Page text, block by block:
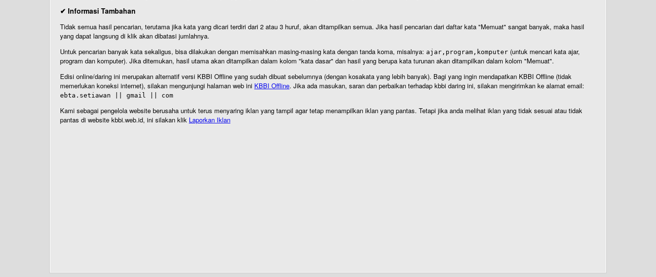
✔ Informasi Tambahan
Tidak semua hasil pencarian, terutama jika kata yang dicari terdiri dari 2 atau 3 huruf, akan ditampilkan semua. Jika hasil pencarian dari daftar kata "Memuat" sangat banyak, maka hasil
yang dapat langsung di klik akan dibatasi jumlahnya.
Untuk pencarian banyak kata sekaligus, bisa dilakukan dengan memisahkan masing-masing kata dengan tanda koma, misalnya: ajar,program,komputer (untuk mencari kata ajar,
program dan komputer). Jika ditemukan, hasil utama akan ditampilkan dalam kolom "kata dasar" dan hasil yang berupa kata turunan akan ditampilkan dalam kolom "Memuat".
Edisi online/daring ini merupakan alternatif versi KBBI Offline yang sudah dibuat sebelumnya (dengan kosakata yang lebih banyak). Bagi yang ingin mendapatkan KBBI Offline (tidak
memerlukan koneksi internet), silakan mengunjungi halaman web ini KBBI Offline. Jika ada masukan, saran dan perbaikan terhadap kbbi daring ini, silakan mengirimkan ke alamat email:
ebta.setiawan || gmail || com
Kami sebagai pengelola website berusaha untuk terus menyaring iklan yang tampil agar tetap menampilkan iklan yang pantas. Tetapi jika anda melihat iklan yang tidak sesuai atau tidak
pantas di website kbbi.web.id, ini silakan klik Laporkan Iklan